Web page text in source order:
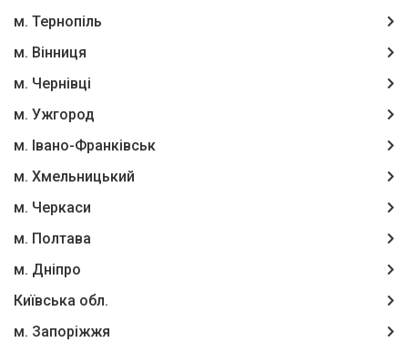
м. Тернопіль
м. Вінниця
м. Чернівці
м. Ужгород
м. Івано-Франківськ
м. Хмельницький
м. Черкаси
м. Полтава
м. Дніпро
Київська обл.
м. Запоріжжя